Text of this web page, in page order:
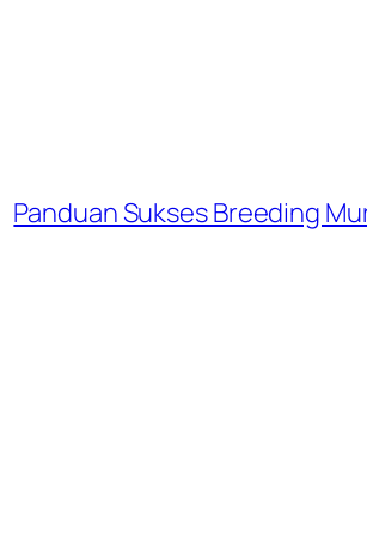
Panduan Sukses Breeding